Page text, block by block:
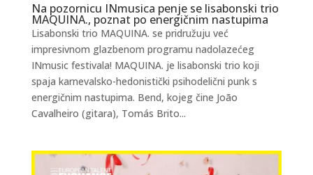
Na pozornicu INmusica penje se lisabonski trio
MAQUINA., poznat po energičnim nastupima
Lisabonski trio MAQUINA. se pridružuju već
impresivnom glazbenom programu nadolazećeg
INmusic festivala! MAQUINA. je lisabonski trio koji
spaja karnevalsko-hedonistički psihodelični punk s
energičnim nastupima. Bend, kojeg čine João
Cavalheiro (gitara), Tomás Brito...